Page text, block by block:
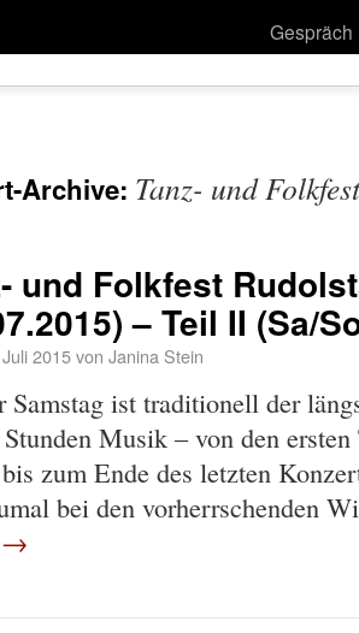
Gespräch
Archive: Tanz- und Folkfest
und Folkfest
– Teil II (Sa/
2015von Janina Stein
Samstag ist traditionell der
Musik – von den
zum Ende des letzten
bei den vorherrschenden
→